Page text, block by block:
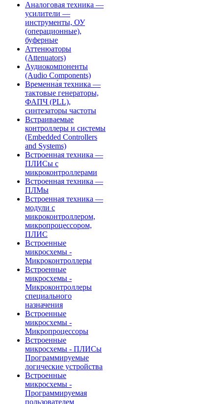
Аналоговая техника —
усилители —
инструменты, ОУ
(операционные),
буферные
Аттенюаторы
(Attenuators)
Аудиокомпоненты
(Audio Components)
Временна́я техника —
тактовые генераторы,
ФАПЧ (PLL),
синтезаторы частоты
Встраиваемые
контроллеры и системы
(Embedded Controllers
and Systems)
Встроенная техника —
ПЛИСы с
микроконтроллерами
Встроенная техника —
ПЛМы
Встроенная техника —
модули с
микроконтроллером,
микропроцессором,
ПЛИС
Встроенные
микросхемы -
Микроконтроллеры
Встроенные
микросхемы -
Микроконтроллеры
специального
назначения
Встроенные
микросхемы -
Микропроцессоры
Встроенные
микросхемы - ПЛИСы
Программируемые
логические устройства
Встроенные
микросхемы -
Программируемая
пользователем